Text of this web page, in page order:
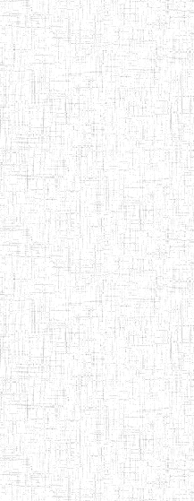
04/08/2010 ENIEG
04/08/2010 ENIEG
01/08/2014 ENIEG
03/10/2012 ENIEG
25/06/2014 ENIEG